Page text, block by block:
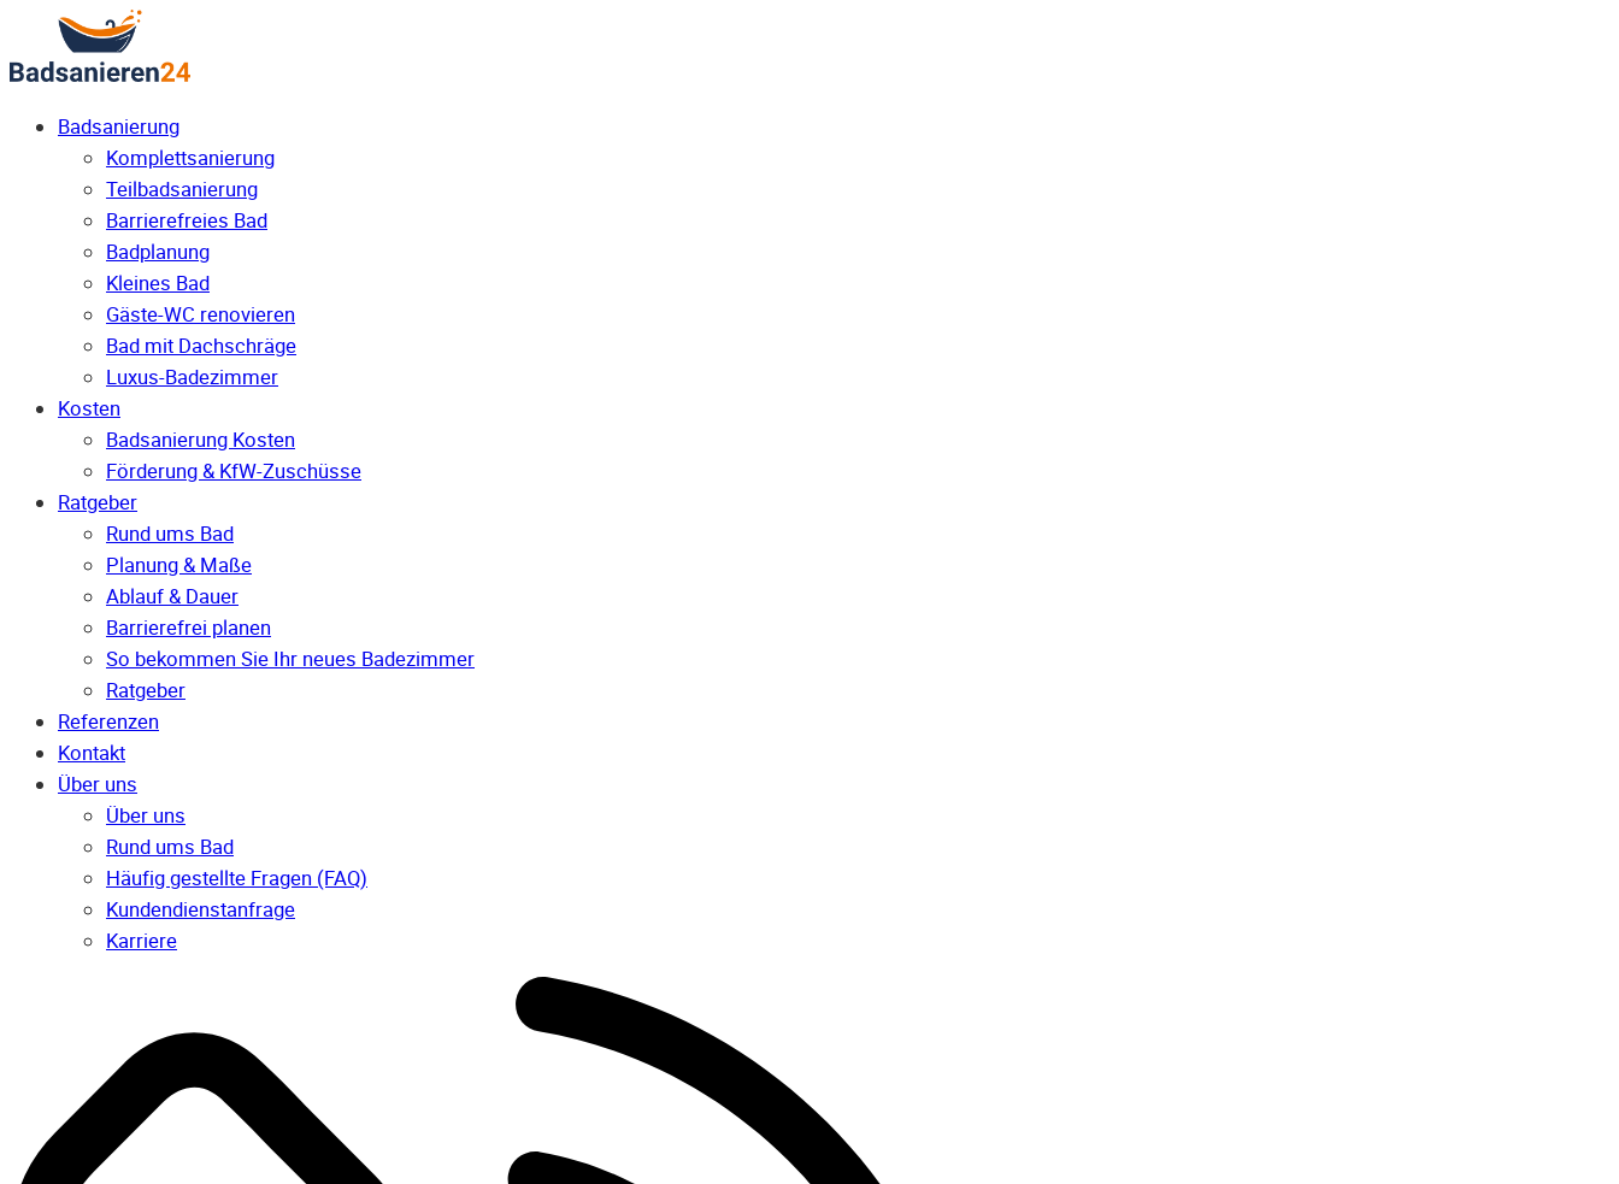
Badsanierung
Komplettsanierung
Teilbadsanierung
Barrierefreies Bad
Badplanung
Kleines Bad
Gäste-WC renovieren
Bad mit Dachschräge
Luxus-Badezimmer
Kosten
Badsanierung Kosten
Förderung & KfW-Zuschüsse
Ratgeber
Rund ums Bad
Planung & Maße
Ablauf & Dauer
Barrierefrei planen
So bekommen Sie Ihr neues Badezimmer
Ratgeber
Referenzen
Kontakt
Über uns
Über uns
Rund ums Bad
Häufig gestellte Fragen (FAQ)
Kunden­dienst­anfrage
Karriere